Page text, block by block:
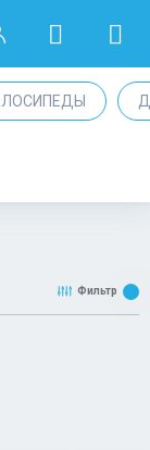
Фильтр